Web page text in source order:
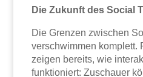
Die Zukunft des Social
Die Grenzen zwischen
verschwimmen komplett.
zeigen bereits, wie
funktioniert: Zuschauer